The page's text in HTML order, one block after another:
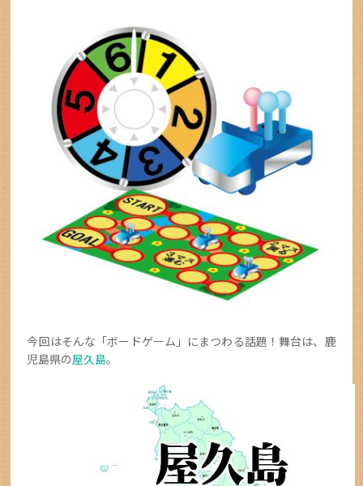
今回はそんな「ボードゲーム」にまつわる話題！舞台は、鹿
児島県の屋久島。